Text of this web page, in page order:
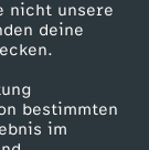
nicht unsere
deine
bestimmten
im